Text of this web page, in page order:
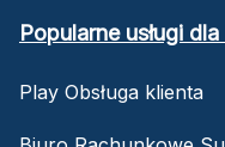
Popularne usługi
Play Obsługa klienta